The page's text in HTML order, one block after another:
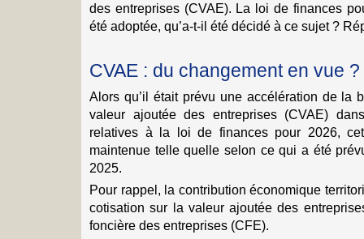
des entreprises (CVAE). La loi de finances
été adoptée, qu’a-t-il été décidé à ce sujet ?
CVAE : du changement en vue ?
Alors qu’il était prévu une accélération de la
valeur ajoutée des entreprises (CVAE)
relatives à la loi de finances pour 2026,
maintenue telle quelle selon ce qui a été
2025.
Pour rappel, la contribution économique
cotisation sur la valeur ajoutée des
foncière des entreprises (CFE).